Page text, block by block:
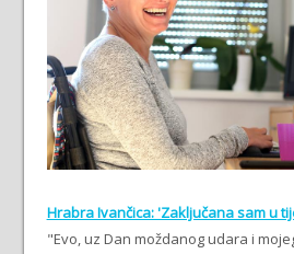
Hrabra Ivančica: 'Zaključana sam u
"Evo, uz Dan moždanog udara i